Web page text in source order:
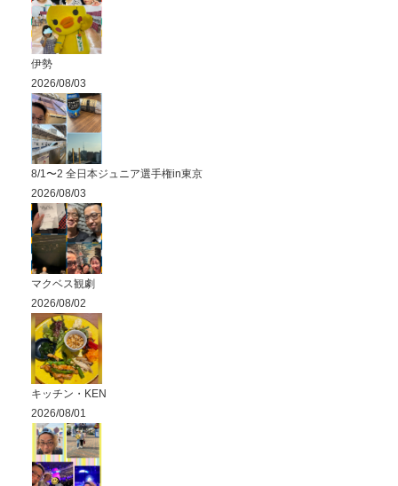
伊勢
2026/08/03
8/1〜2 全日本ジュニア選手権in東京
2026/08/03
マクベス観劇
2026/08/02
キッチン・KEN
2026/08/01